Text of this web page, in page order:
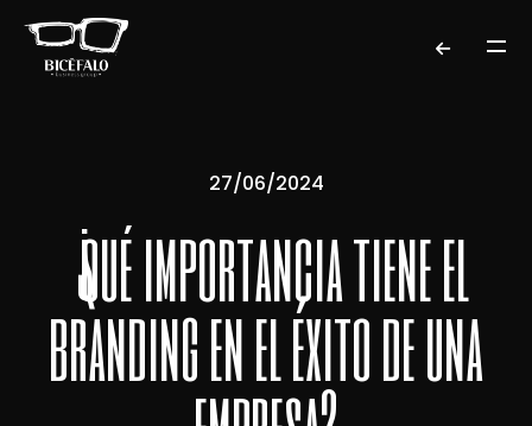
27/06/2024
¿qué importancia tiene el
branding en el éxito de una